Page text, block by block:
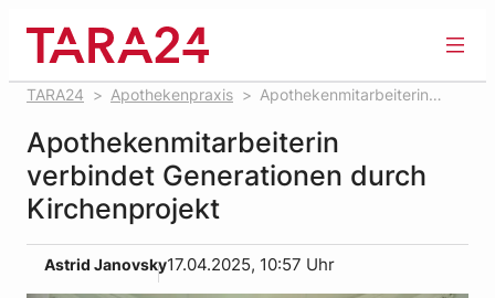
springen
TARA24 Apothekenpraxis
Apothekenmitarbeiterin
Apothekenmitarbeiterin
verbindet Generationen durch
Kirchenprojekt
Astrid Janovsky17.04.2025, 10:57 Uhr